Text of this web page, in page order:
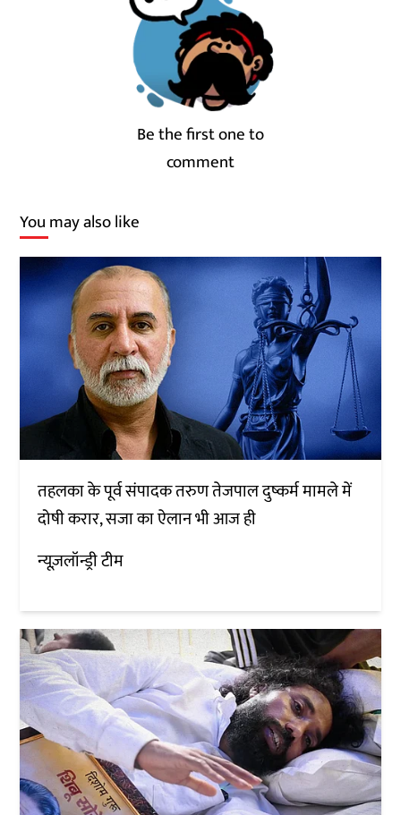
Be the first one to
comment
You may also like
तहलका के पूर्व संपादक तरुण तेजपाल दुष्कर्म मामले में
दोषी करार, सजा का ऐलान भी आज ही
न्यूज़लॉन्ड्री टीम